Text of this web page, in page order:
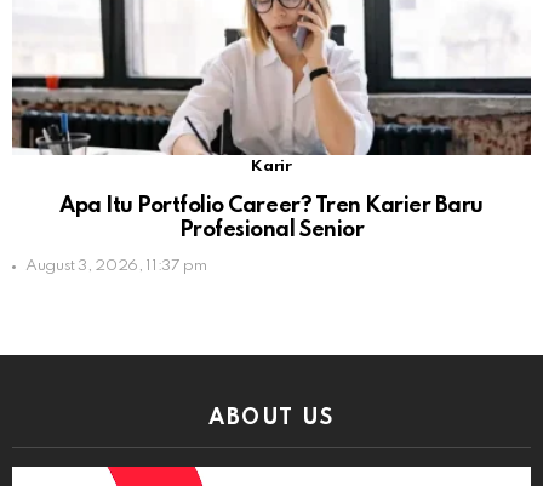
Karir
Apa Itu Portfolio Career? Tren Karier Baru
Profesional Senior
August 3, 2026, 11:37 pm
ABOUT US